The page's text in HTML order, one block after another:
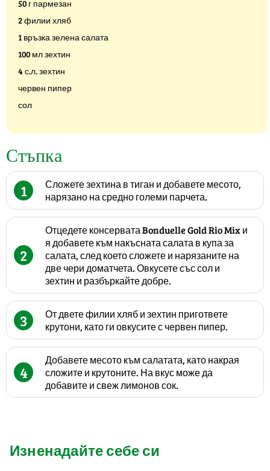
50 г пармезан
2 филии хляб
1 връзка зелена салата
100 мл зехтин
4 с.л. зехтин
червен пипер
сол
Стъпка
1
Сложете зехтина в тиган и добавете месото,
нарязано на средно големи парчета.
2
Отцедете консервата Bonduelle Gold Rio Mix и
я добавете към накъсната салата в купа за
салата, след което сложете и нарязаните на
две чери доматчета. Овкусете със сол и
зехтин и разбъркайте добре.
3
От двете филии хляб и зехтин пригответе
крутони, като ги овкусите с червен пипер.
4
Добавете месото към салатата, като накрая
сложите и крутоните. На вкус може да
добавите и свеж лимонов сок.
Изненадайте себе си